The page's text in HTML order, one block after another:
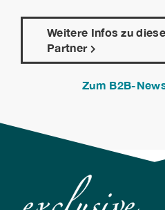
Weitere Infos zu
Partner
Zum B2B-